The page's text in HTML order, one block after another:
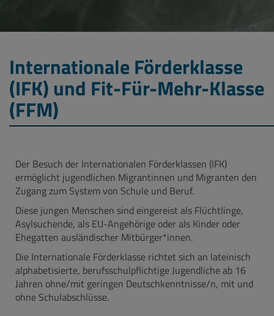
Internationale Förderklasse
(IFK) und Fit-Für-Mehr-Klasse
(FFM)
Der Besuch der Internationalen Förderklassen (IFK)
ermöglicht jugendlichen Migrantinnen und Migranten den
Zugang zum System von Schule und Beruf.
Diese jungen Menschen sind eingereist als Flüchtlinge,
Asylsuchende, als EU-Angehörige oder als Kinder oder
Ehegatten ausländischer Mitbürger*innen.
Die Internationale Förderklasse richtet sich an lateinisch
alphabetisierte, berufsschulpflichtige Jugendliche ab 16
Jahren ohne/mit geringen Deutschkenntnisse/n, mit und
ohne Schulabschlüsse.